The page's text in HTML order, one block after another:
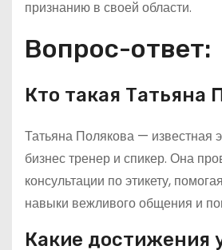
признанию в своей области.
Вопрос-ответ:
Кто такая Татьяна
Татьяна Полякова — известная
бизнес тренер и спикер. Она
консультации по этикету,
навыки вежливого общения и
Какие достижения